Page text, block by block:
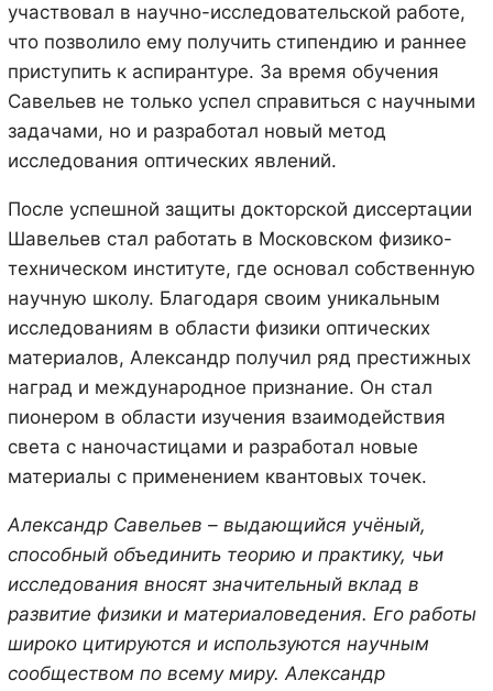
участвовал в научно-исследовательской работе,
что позволило ему получить стипендию и раннее
приступить к аспирантуре. За время обучения
Савельев не только успел справиться с научными
задачами, но и разработал новый метод
исследования оптических явлений.
После успешной защиты докторской диссертации
Шавельев стал работать в Московском физико-
техническом институте, где основал собственную
научную школу. Благодаря своим уникальным
исследованиям в области физики оптических
материалов, Александр получил ряд престижных
наград и международное признание. Он стал
пионером в области изучения взаимодействия
света с наночастицами и разработал новые
материалы с применением квантовых точек.
Александр Савельев – выдающийся учёный,
способный объединить теорию и практику, чьи
исследования вносят значительный вклад в
развитие физики и материаловедения. Его работы
широко цитируются и используются научным
сообществом по всему миру. Александр